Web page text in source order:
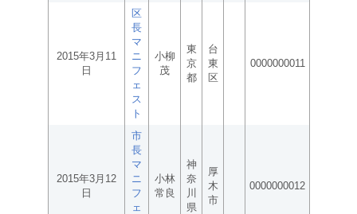
2015年3月11
日
区
長
マ
ニ
フ
ェ
ス
ト
小柳
茂
東
京
都
台
東
区
0000000011
2015年3月12
日
市
長
マ
ニ
フ
ェ
小林
常良
神
奈
川
県
厚
木
市
0000000012